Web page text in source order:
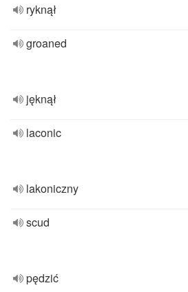
ryknął
groaned
jęknął
laconic
lakoniczny
scud
pędzić